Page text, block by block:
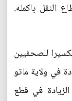
النقل باكمله.
للصحفيين
في ولاية ماتو
في قطع